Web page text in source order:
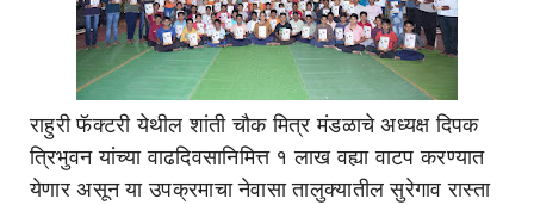
राहुरी फॅक्टरी येथील शांती चौक मित्र मंडळाचे अध्यक्ष दिपक
त्रिभुवन यांच्या वाढदिवसानिमित्त १ लाख वह्या वाटप करण्यात
येणार असून या उपक्रमाचा नेवासा तालुक्यातील सुरेगाव रास्ता